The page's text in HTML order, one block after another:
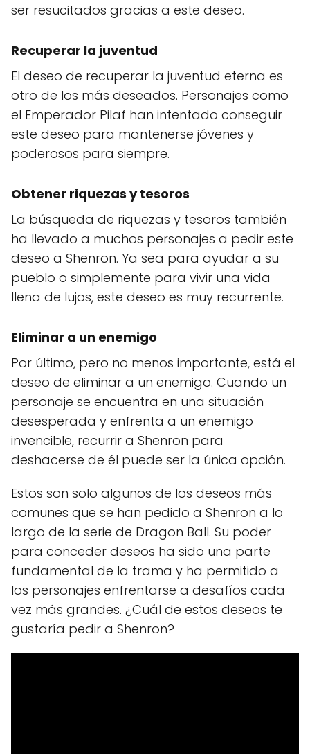
ser resucitados gracias a este deseo.
Recuperar la juventud
El deseo de recuperar la juventud eterna es
otro de los más deseados. Personajes como
el Emperador Pilaf han intentado conseguir
este deseo para mantenerse jóvenes y
poderosos para siempre.
Obtener riquezas y tesoros
La búsqueda de riquezas y tesoros también
ha llevado a muchos personajes a pedir este
deseo a Shenron. Ya sea para ayudar a su
pueblo o simplemente para vivir una vida
llena de lujos, este deseo es muy recurrente.
Eliminar a un enemigo
Por último, pero no menos importante, está el
deseo de eliminar a un enemigo. Cuando un
personaje se encuentra en una situación
desesperada y enfrenta a un enemigo
invencible, recurrir a Shenron para
deshacerse de él puede ser la única opción.
Estos son solo algunos de los deseos más
comunes que se han pedido a Shenron a lo
largo de la serie de Dragon Ball. Su poder
para conceder deseos ha sido una parte
fundamental de la trama y ha permitido a
los personajes enfrentarse a desafíos cada
vez más grandes. ¿Cuál de estos deseos te
gustaría pedir a Shenron?